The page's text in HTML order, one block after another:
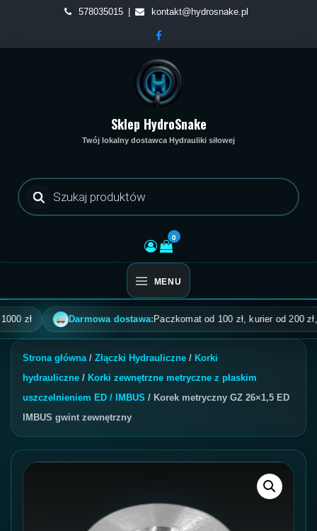
content
578035015 kontakt@hydrosnake.pl
Sklep HydroSnake
Twój lokalny dostawca Hydrauliki siłowej
Wyszukiwarka
produktów
0
MENU
Darmowa dostawa:Paczkomat od 100 zł, kurier od 200 zł,
Strona główna/ Złączki Hydrauliczne / Korki
hydrauliczne / Korki zewnętrzne metryczne z płaskim
uszczelnieniem ED / IMBUS / Korek metryczny GZ 26×1,5 ED
IMBUS gwint zewnętrzny